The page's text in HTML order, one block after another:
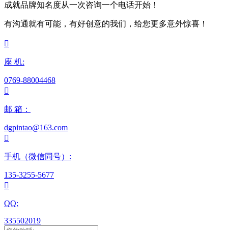
成就品牌知名度从一次咨询一个电话开始！
有沟通就有可能，有好创意的我们，给您更多意外惊喜！

座 机:
0769-88004468

邮 箱：
dgpintao@163.com

手机（微信同号）:
135-3255-5677

QQ:
335502019